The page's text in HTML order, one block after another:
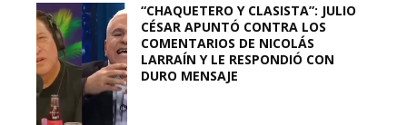
“CHAQUETERO Y CLASISTA”: JULIO
CÉSAR APUNTÓ CONTRA LOS
COMENTARIOS DE NICOLÁS
LARRAÍN Y LE RESPONDIÓ CON
DURO MENSAJE